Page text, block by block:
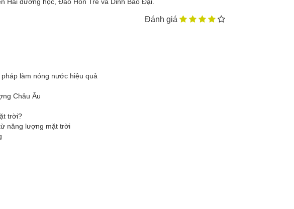
Đánh giá
làm nóng nước hiệu quả
Châu Âu
trời?
năng lượng mặt trời